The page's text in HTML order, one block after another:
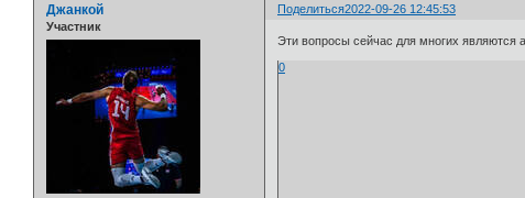
Поделиться2022-09-26 12:45:53
Джанкой
Участник
Эти вопросы сейчас для многих являются
0